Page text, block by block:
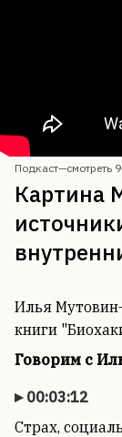
Подкаст—смотреть
Картина
Илья
книги
Говорим с
00:03:12
Страх,